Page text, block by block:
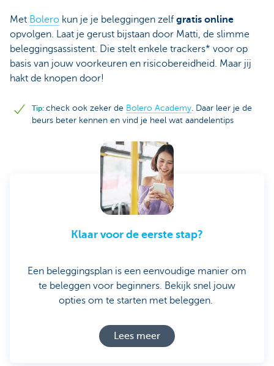
Met Bolero kun je je beleggingen zelf gratis online
opvolgen. Laat je gerust bijstaan door Matti, de slimme
beleggingsassistent. Die stelt enkele trackers* voor op
basis van jouw voorkeuren en risicobereidheid. Maar jij
hakt de knopen door!
Tip: check ook zeker de Bolero Academy . Daar leer je de
beurs beter kennen en vind je heel wat aandelentips
Klaar voor de eerste stap?
Een beleggingsplan is een eenvoudige manier om
te beleggen voor beginners. Bekijk snel jouw
opties om te starten met beleggen.
Lees meer